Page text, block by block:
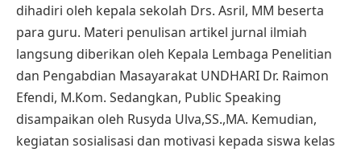
dihadiri oleh kepala sekolah Drs. Asril, MM beserta
para guru. Materi penulisan artikel jurnal ilmiah
langsung diberikan oleh Kepala Lembaga Penelitian
dan Pengabdian Masayarakat UNDHARI Dr. Raimon
Efendi, M.Kom. Sedangkan, Public Speaking
disampaikan oleh Rusyda Ulva,SS.,MA. Kemudian,
kegiatan sosialisasi dan motivasi kepada siswa kelas